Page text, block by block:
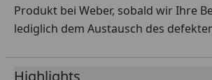
Produkt bei Weber, sobald wir Ihre
lediglich dem Austausch des
Highlights